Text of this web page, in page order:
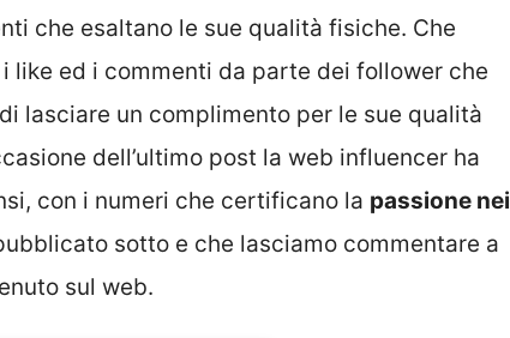
che esaltano le sue qualità fisiche. Che
like ed i commenti da parte dei follower che
lasciare un complimento per le sue qualità
dell’ultimo post la web influencer ha
con i numeri che certificano la passione nei
sotto e che lasciamo commentare a
sul web.